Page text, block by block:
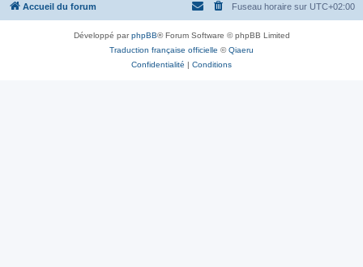
Accueil du forum Fuseau horaire sur UTC+02:00
Développé parphpBB® Forum Software © phpBB Limited
Traduction française officielle ©Qiaeru
Confidentialité | Conditions